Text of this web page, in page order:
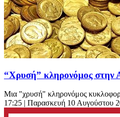
“Χρυσή” κληρονόμος στην
Μια "χρυσή" κληρονόμος
17:25 | Παρασκευή 10 Αυγούστου